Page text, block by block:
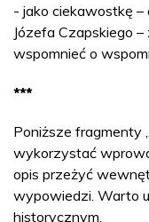
- jako ciekawostkę
Józefa Czapskiego
wspomnieć o
***
Poniższe fragmenty
wykorzystać
opis przeżyć
wypowiedzi. Warto
historycznym.